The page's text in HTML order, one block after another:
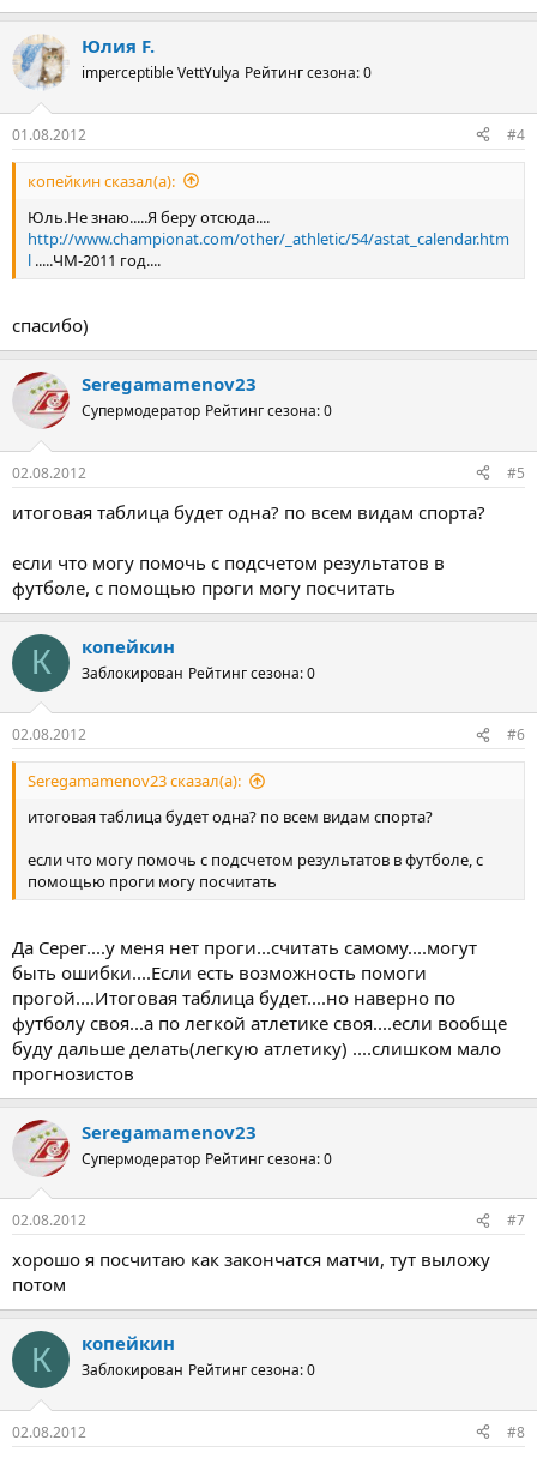
Юлия F.
imperceptible VettYulya Рейтинг сезона: 0
01.08.2012 #4
копейкин сказал(а):
Юль.Не знаю.....Я беру отсюда....
http://www.championat.com/other/_athletic/54/astat_calendar.htm
l .....ЧМ-2011 год....
спасибо)
Seregamamenov23
Супермодератор Рейтинг сезона: 0
02.08.2012 #5
итоговая таблица будет одна? по всем видам спорта?
если что могу помочь с подсчетом результатов в
футболе, с помощью проги могу посчитать
К копейкин
Заблокирован Рейтинг сезона: 0
02.08.2012 #6
Seregamamenov23 сказал(а):
итоговая таблица будет одна? по всем видам спорта?
если что могу помочь с подсчетом результатов в футболе, с
помощью проги могу посчитать
Да Серег....у меня нет проги...считать самому....могут
быть ошибки....Если есть возможность помоги
прогой....Итоговая таблица будет....но наверно по
футболу своя...а по легкой атлетике своя....если вообще
буду дальше делать(легкую атлетику) ....слишком мало
прогнозистов
Seregamamenov23
Супермодератор Рейтинг сезона: 0
02.08.2012 #7
хорошо я посчитаю как закончатся матчи, тут выложу
потом
К копейкин
Заблокирован Рейтинг сезона: 0
02.08.2012 #8